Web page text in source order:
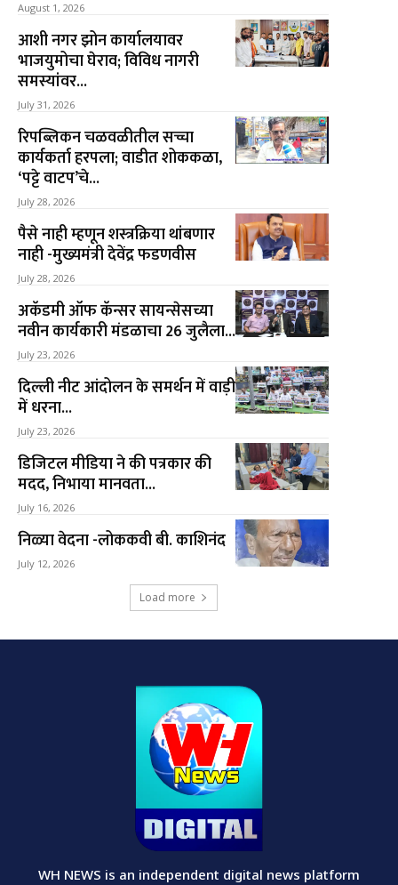
August 1, 2026
आशी नगर झोन कार्यालयावर
भाजयुमोचा घेराव; विविध नागरी
समस्यांवर...
July 31, 2026
रिपब्लिकन चळवळीतील सच्चा
कार्यकर्ता हरपला; वाडीत शोककळा,
‘पट्टे वाटप’चे...
July 28, 2026
पैसे नाही म्हणून शस्त्रक्रिया थांबणार
नाही -मुख्यमंत्री देवेंद्र फडणवीस
July 28, 2026
अकॅडमी ऑफ कॅन्सर सायन्सेसच्या
नवीन कार्यकारी मंडळाचा 26 जुलैला...
July 23, 2026
दिल्ली नीट आंदोलन के समर्थन में वाड़ी
में धरना...
July 23, 2026
डिजिटल मीडिया ने की पत्रकार की
मदद, निभाया मानवता...
July 16, 2026
निळ्या वेदना -लोककवी बी. काशिनंद
July 12, 2026
Load more
WH NEWS is an independent digital news platform